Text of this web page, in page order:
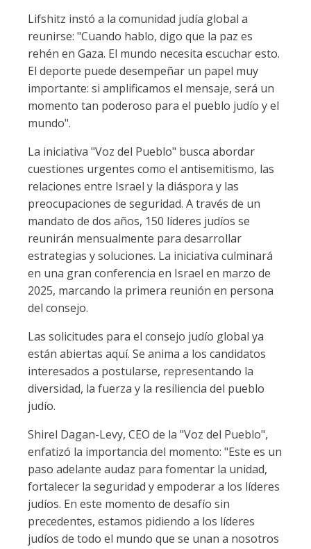
Lifshitz instó a la comunidad judía global a
reunirse: "Cuando hablo, digo que la paz es
rehén en Gaza. El mundo necesita escuchar esto.
El deporte puede desempeñar un papel muy
importante: si amplificamos el mensaje, será un
momento tan poderoso para el pueblo judío y el
mundo".
La iniciativa "Voz del Pueblo" busca abordar
cuestiones urgentes como el antisemitismo, las
relaciones entre Israel y la diáspora y las
preocupaciones de seguridad. A través de un
mandato de dos años, 150 líderes judíos se
reunirán mensualmente para desarrollar
estrategias y soluciones. La iniciativa culminará
en una gran conferencia en Israel en marzo de
2025, marcando la primera reunión en persona
del consejo.
Las solicitudes para el consejo judío global ya
están abiertas aquí. Se anima a los candidatos
interesados a postularse, representando la
diversidad, la fuerza y la resiliencia del pueblo
judío.
Shirel Dagan-Levy, CEO de la "Voz del Pueblo",
enfatizó la importancia del momento: "Este es un
paso adelante audaz para fomentar la unidad,
fortalecer la seguridad y empoderar a los líderes
judíos. En este momento de desafío sin
precedentes, estamos pidiendo a los líderes
judíos de todo el mundo que se unan a nosotros